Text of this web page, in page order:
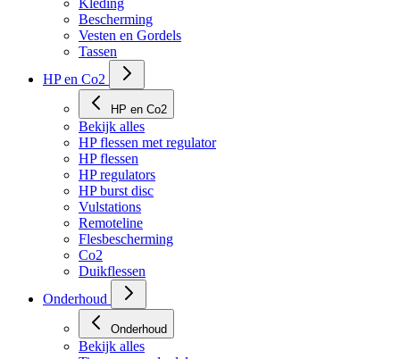
Bekijk alles
Kleding
Bescherming
Vesten en Gordels
Tassen
HP en Co2
HP en Co2
Bekijk alles
HP flessen met regulator
HP flessen
HP regulators
HP burst disc
Vulstations
Remoteline
Flesbescherming
Co2
Duikflessen
Onderhoud
Onderhoud